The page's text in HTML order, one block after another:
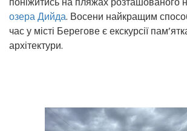
озера Дийда. Восени найкращим
час у місті Берегове є екскурсії
архітектури.